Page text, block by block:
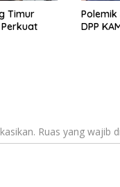
Timur
Polemik
DPP
Ruas yang wajib